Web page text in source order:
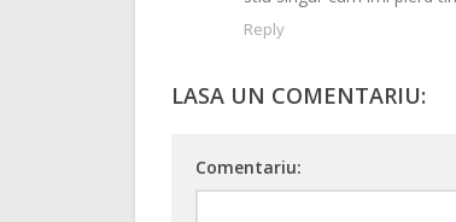
Reply
LASA UN COMENTARIU:
Comentariu: